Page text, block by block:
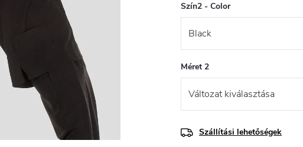
Szín2 - Color
Méret 2
Szállítási lehetőségek